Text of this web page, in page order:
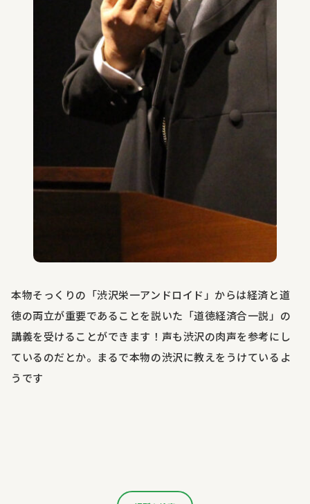
本物そっくりの「渋沢栄一アンドロイド」からは経済と道
徳の両立が重要であることを説いた「道徳経済合一説」の
講義を受けることができます！声も渋沢の肉声を参考にし
ているのだとか。まるで本物の渋沢に教えをうけているよ
うです